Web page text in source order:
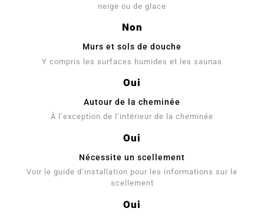
neige ou de glace
Non
Murs et sols de douche
Y compris les surfaces humides et les saunas
Oui
Autour de la cheminée
À l’exception de l’intérieur de la cheminée
Oui
Nécessite un scellement
Voir le guide d’installation pour les informations sur le
scellement
Oui